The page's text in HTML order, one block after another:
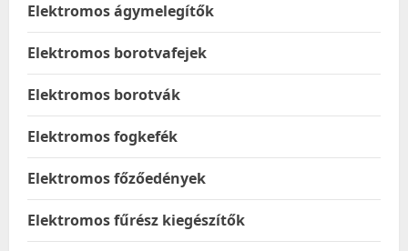
Elektromos ágymelegítők
Elektromos borotvafejek
Elektromos borotvák
Elektromos fogkefék
Elektromos főzőedények
Elektromos fűrész kiegészítők